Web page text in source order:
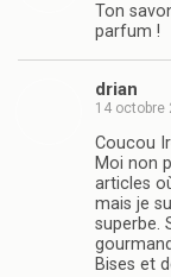
Ton
parfum !
drian
14 octobre
Coucou
Moi non
articles
mais je
superbe.
Bises et